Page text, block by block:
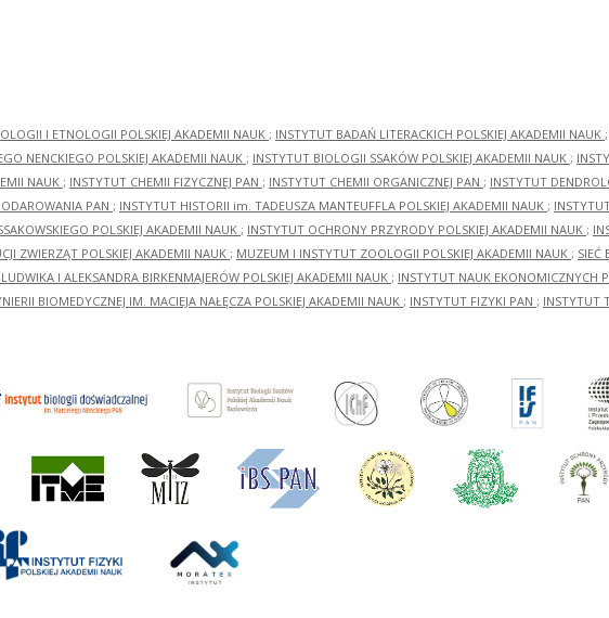
I ETNOLOGII POLSKIEJ AKADEMII NAUK ; INSTYTUT BADAŃ LITERACKICH POLSKIEJ AKADEMII NAUK ;
NENCKIEGO POLSKIEJ AKADEMII NAUK ; INSTYTUT BIOLOGII SSAKÓW POLSKIEJ AKADEMII NAUK ;
NAUK ; INSTYTUT CHEMII FIZYCZNEJ PAN ; INSTYTUT CHEMII ORGANICZNEJ PAN ; INSTYTUT
PAN ; INSTYTUT HISTORII im. TADEUSZA MANTEUFFLA POLSKIEJ AKADEMII NAUK ;
POLSKIEJ AKADEMII NAUK ; INSTYTUT OCHRONY PRZYRODY POLSKIEJ AKADEMII NAUK ;
ZWIERZĄT POLSKIEJ AKADEMII NAUK ; MUZEUM I INSTYTUT ZOOLOGII POLSKIEJ AKADEMII NAUK ; SIEĆ
I ALEKSANDRA BIRKENMAJERÓW POLSKIEJ AKADEMII NAUK ; INSTYTUT NAUK EKONOMICZNYCH
BIOMEDYCZNEJ IM. MACIEJA NAŁĘCZA POLSKIEJ AKADEMII NAUK ; INSTYTUT FIZYKI PAN ; INSTYTUT